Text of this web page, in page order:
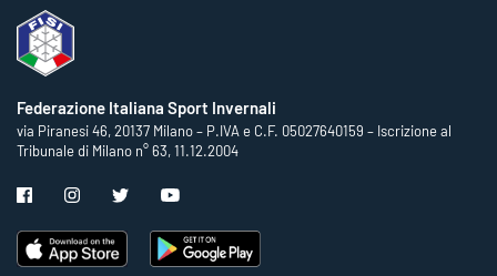
Federazione Italiana Sport Invernali
via Piranesi 46, 20137 Milano – P.IVA e C.F. 05027640159 – Iscrizione al
Tribunale di Milano n° 63, 11.12.2004